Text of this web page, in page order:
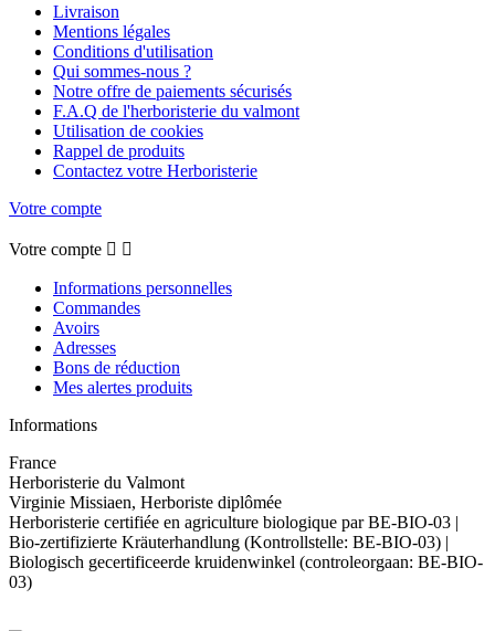
Livraison
Mentions légales
Conditions d'utilisation
Qui sommes-nous ?
Notre offre de paiements sécurisés
F.A.Q de l'herboristerie du valmont
Utilisation de cookies
Rappel de produits
Contactez votre Herboristerie
Votre compte
Votre compte  
Informations personnelles
Commandes
Avoirs
Adresses
Bons de réduction
Mes alertes produits
Informations
France
Herboristerie du Valmont
Virginie Missiaen, Herboriste diplômée
Herboristerie certifiée en agriculture biologique par BE-BIO-03 |
Bio-zertifizierte Kräuterhandlung (Kontrollstelle: BE-BIO-03) |
Biologisch gecertificeerde kruidenwinkel (controleorgaan: BE-BIO-
03)